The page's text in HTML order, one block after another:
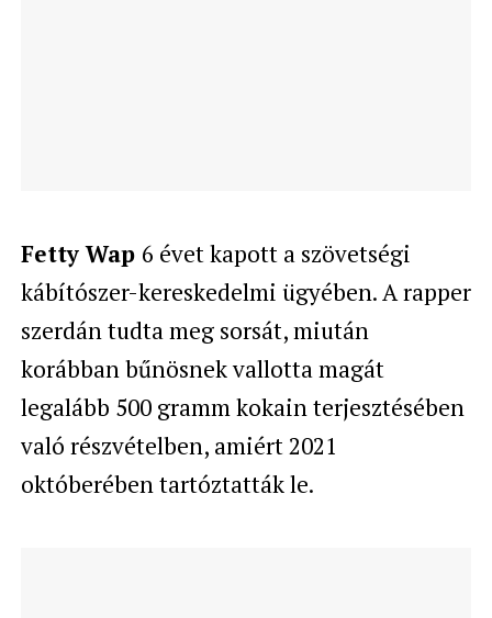
Fetty Wap 6 évet kapott a szövetségi
kábítószer-kereskedelmi ügyében. A rapper
szerdán tudta meg sorsát, miután
korábban bűnösnek vallotta magát
legalább 500 gramm kokain terjesztésében
való részvételben, amiért 2021
októberében tartóztatták le.